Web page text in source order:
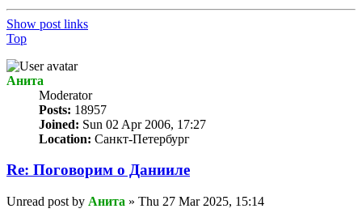
Show post links
Top
Анита
Мoderator
Posts: 18957
Joined: Sun 02 Apr 2006, 17:27
Location: Санкт-Петербург
Re: Поговорим o Данииле
Unread post by Анита » Thu 27 Mar 2025, 15:14